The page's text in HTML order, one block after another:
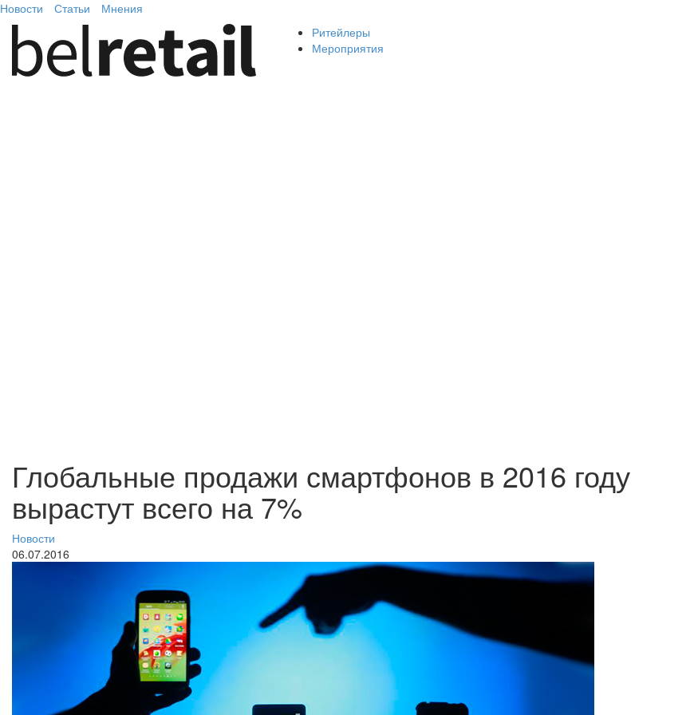
Новости Статьи Мнения
Ритейлеры
Мероприятия
Глобальные продажи смартфонов в 2016 году
вырастут всего на 7%
Новости
06.07.2016